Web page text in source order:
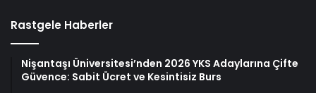
Rastgele Haberler
Nişantaşı Üniversitesi’nden 2026 YKS Adaylarına Çifte
Güvence: Sabit Ücret ve Kesintisiz Burs